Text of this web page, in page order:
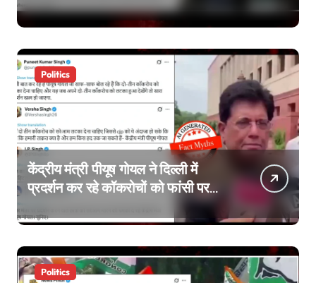
Politics
केंद्रीय मंत्री पीयूष गोयल ने दिल्ली में
प्रदर्शन कर रहे कॉकरोचों को फांसी पर
लटकाने की बात नहीं की, वायरल वीडियो
AI जेनरेटेड है
Politics